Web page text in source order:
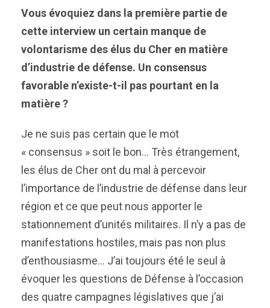
Vous évoquiez dans la première partie de
cette interview un certain manque de
volontarisme des élus du Cher en matière
d’industrie de défense. Un consensus
favorable n’existe-t-il pas pourtant en la
matière ?
Je ne suis pas certain que le mot
« consensus » soit le bon… Très étrangement,
les élus de Cher ont du mal à percevoir
l’importance de l’industrie de défense dans leur
région et ce que peut nous apporter le
stationnement d’unités militaires. Il n’y a pas de
manifestations hostiles, mais pas non plus
d’enthousiasme… J’ai toujours été le seul à
évoquer les questions de Défense à l’occasion
des quatre campagnes législatives que j’ai